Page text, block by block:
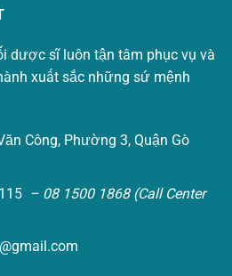
dược sĩ luôn tận tâm phục vụ và
xuất sắc những sứ mệnh
Công, Phường 3, Quận Gò
– 08 1500 1868 (Call Center